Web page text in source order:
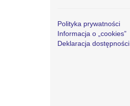
Polityka prywatności
Informacja o „cookies”
Deklaracja dostępności